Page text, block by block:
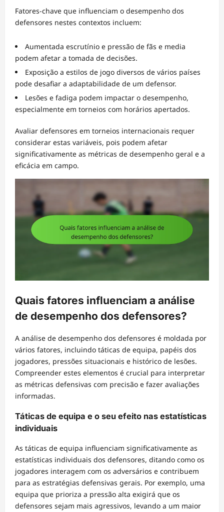
Fatores-chave que influenciam o desempenho dos
defensores nestes contextos incluem:
Aumentada escrutínio e pressão de fãs e media
podem afetar a tomada de decisões.
Exposição a estilos de jogo diversos de vários países
pode desafiar a adaptabilidade de um defensor.
Lesões e fadiga podem impactar o desempenho,
especialmente em torneios com horários apertados.
Avaliar defensores em torneios internacionais requer
considerar estas variáveis, pois podem afetar
significativamente as métricas de desempenho geral e a
eficácia em campo.
Quais fatores influenciam a análise
de desempenho dos defensores?
A análise de desempenho dos defensores é moldada por
vários fatores, incluindo táticas de equipa, papéis dos
jogadores, pressões situacionais e histórico de lesões.
Compreender estes elementos é crucial para interpretar
as métricas defensivas com precisão e fazer avaliações
informadas.
Táticas de equipa e o seu efeito nas estatísticas
individuais
As táticas de equipa influenciam significativamente as
estatísticas individuais dos defensores, ditando como os
jogadores interagem com os adversários e contribuem
para as estratégias defensivas gerais. Por exemplo, uma
equipa que prioriza a pressão alta exigirá que os
defensores sejam mais agressivos, levando a um maior